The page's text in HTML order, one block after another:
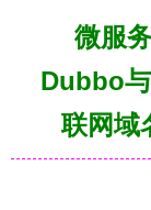
微服
Dubbo
联网域